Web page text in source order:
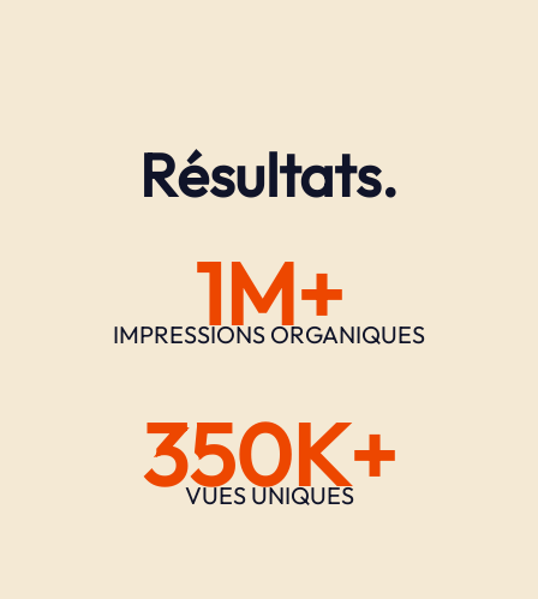
Résultats.
1M+
IMPRESSIONS ORGANIQUES
350K+
VUES UNIQUES